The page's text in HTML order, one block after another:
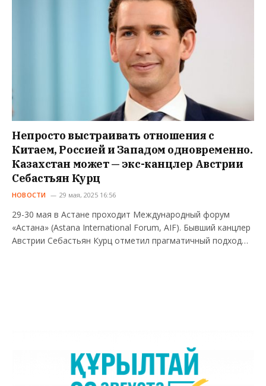
Непросто выстраивать отношения с
Китаем, Россией и Западом одновременно.
Казахстан может — экс-канцлер Австрии
Себастьян Курц
НОВОСТИ 29 мая, 2025 16:56
29-30 мая в Астане проходит Международный форум
«Астана» (Astana International Forum, AIF). Бывший канцлер
Австрии Себастьян Курц отметил прагматичный подход…